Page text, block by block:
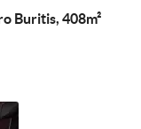
Buritis, 408m²